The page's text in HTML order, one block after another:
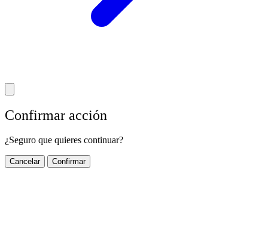
Confirmar acción
¿Seguro que quieres continuar?
Cancelar Confirmar